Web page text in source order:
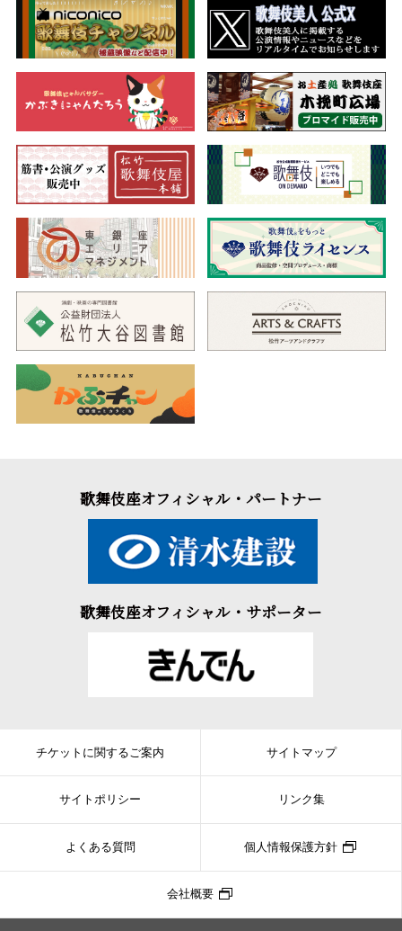
歌舞伎座オフィシャル・パートナー
歌舞伎座オフィシャル・サポーター
チケットに関するご案内 サイトマップ
サイトポリシー リンク集
よくある質問 個人情報保護方針
会社概要